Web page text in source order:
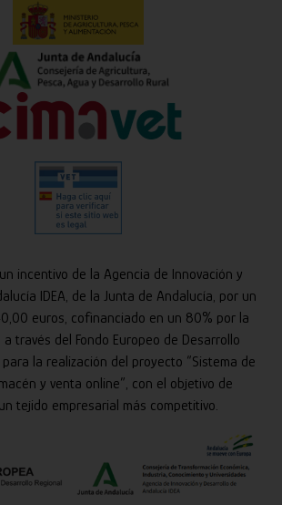
incentivo de la Agencia de Innovación y
IDEA, de la Junta de Andalucía, por un
euros, cofinanciado en un 80% por la
a través del Fondo Europeo de Desarrollo
para la realización del proyecto “Sistema de
y venta online”, con el objetivo de
tejido empresarial más competitivo.